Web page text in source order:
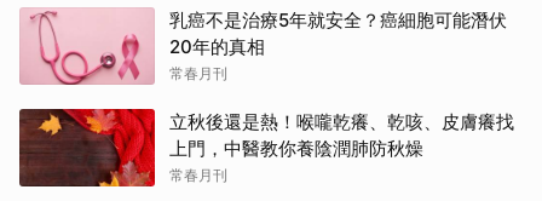
乳癌不是治療5年就安全？癌細胞可能潛伏
20年的真相
常春月刊
立秋後還是熱！喉嚨乾癢、乾咳、皮膚癢找
上門，中醫教你養陰潤肺防秋燥
常春月刊